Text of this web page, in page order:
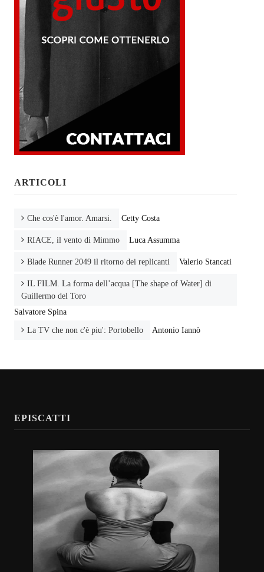
ARTICOLI
Che cos'è l'amor. Amarsi. Cetty Costa
RIACE, il vento di Mimmo Luca Assumma
Blade Runner 2049 il ritorno dei replicanti Valerio Stancati
IL FILM. La forma dell’acqua [The shape of Water] di
Guillermo del Toro
Salvatore Spina
La TV che non c'è piu': Portobello Antonio Iannò
EPISCATTI